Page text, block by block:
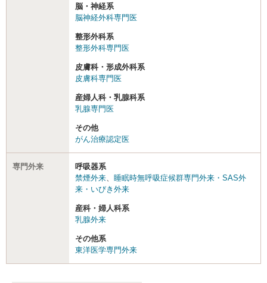
脳・神経系
脳神経外科専門医
整形外科系
整形外科専門医
皮膚科・形成外科系
皮膚科専門医
産婦人科・乳腺科系
乳腺専門医
その他
がん治療認定医
専門外来
呼吸器系
禁煙外来
睡眠時無呼吸症候群専門外来・SAS外
来・いびき外来
産科・婦人科系
乳腺外来
その他系
東洋医学専門外来